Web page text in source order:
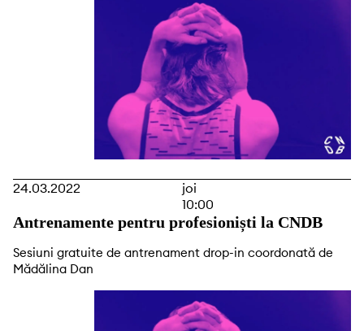
24.03.2022
joi
10:00
Antrenamente pentru profesioniști la CNDB
Sesiuni gratuite de antrenament drop-in coordonată de
Mădălina Dan